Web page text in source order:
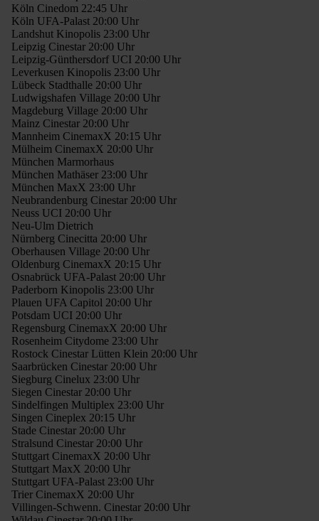
Köln Cinedom 22:45 Uhr
Köln UFA-Palast 20:00 Uhr
Landshut Kinopolis 23:00 Uhr
Leipzig Cinestar 20:00 Uhr
Leipzig-Günthersdorf UCI 20:00 Uhr
Leverkusen Kinopolis 23:00 Uhr
Lübeck Stadthalle 20:00 Uhr
Ludwigshafen Village 20:00 Uhr
Magdeburg Village 20:00 Uhr
Mainz Cinestar 20:00 Uhr
Mannheim CinemaxX 20:15 Uhr
Mülheim CinemaxX 20:00 Uhr
München Marmorhaus
München Mathäser 23:00 Uhr
München MaxX 23:00 Uhr
Neubrandenburg Cinestar 20:00 Uhr
Neuss UCI 20:00 Uhr
Neu-Ulm Dietrich
Nürnberg Cinecitta 20:00 Uhr
Oberhausen Village 20:00 Uhr
Oldenburg CinemaxX 20:15 Uhr
Osnabrück UFA-Palast 20:00 Uhr
Paderborn Kinopolis 23:00 Uhr
Plauen UFA Capitol 20:00 Uhr
Potsdam UCI 20:00 Uhr
Regensburg CinemaxX 20:00 Uhr
Rosenheim Citydome 23:00 Uhr
Rostock Cinestar Lütten Klein 20:00 Uhr
Saarbrücken Cinestar 20:00 Uhr
Siegburg Cinelux 23:00 Uhr
Siegen Cinestar 20:00 Uhr
Sindelfingen Multiplex 23:00 Uhr
Singen Cineplex 20:15 Uhr
Stade Cinestar 20:00 Uhr
Stralsund Cinestar 20:00 Uhr
Stuttgart CinemaxX 20:00 Uhr
Stuttgart MaxX 20:00 Uhr
Stuttgart UFA-Palast 23:00 Uhr
Trier CinemaxX 20:00 Uhr
Villingen-Schwenn. Cinestar 20:00 Uhr